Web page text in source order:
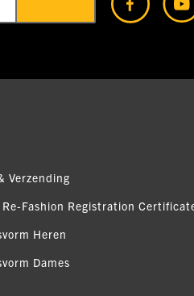
Verzending
Re-Fashion Registration
Heren
Dames